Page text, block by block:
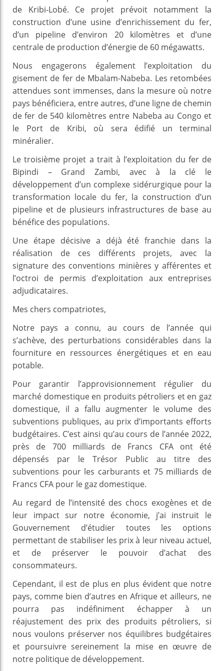
de Kribi-Lobé. Ce projet prévoit notamment la
construction d’une usine d’enrichissement du fer,
d’un pipeline d’environ 20 kilomètres et d’une
centrale de production d’énergie de 60 mégawatts.
Nous engagerons également l’exploitation du
gisement de fer de Mbalam-Nabeba. Les retombées
attendues sont immenses, dans la mesure où notre
pays bénéficiera, entre autres, d’une ligne de chemin
de fer de 540 kilomètres entre Nabeba au Congo et
le Port de Kribi, où sera édifié un terminal
minéralier.
Le troisième projet a trait à l’exploitation du fer de
Bipindi – Grand Zambi, avec à la clé le
développement d’un complexe sidérurgique pour la
transformation locale du fer, la construction d’un
pipeline et de plusieurs infrastructures de base au
bénéfice des populations.
Une étape décisive a déjà été franchie dans la
réalisation de ces différents projets, avec la
signature des conventions minières y afférentes et
l’octroi de permis d’exploitation aux entreprises
adjudicataires.
Mes chers compatriotes,
Notre pays a connu, au cours de l’année qui
s’achève, des perturbations considérables dans la
fourniture en ressources énergétiques et en eau
potable.
Pour garantir l’approvisionnement régulier du
marché domestique en produits pétroliers et en gaz
domestique, il a fallu augmenter le volume des
subventions publiques, au prix d’importants efforts
budgétaires. C’est ainsi qu’au cours de l’année 2022,
près de 700 milliards de Francs CFA ont été
dépensés par le Trésor Public au titre des
subventions pour les carburants et 75 milliards de
Francs CFA pour le gaz domestique.
Au regard de l’intensité des chocs exogènes et de
leur impact sur notre économie, j’ai instruit le
Gouvernement d’étudier toutes les options
permettant de stabiliser les prix à leur niveau actuel,
et de préserver le pouvoir d’achat des
consommateurs.
Cependant, il est de plus en plus évident que notre
pays, comme bien d’autres en Afrique et ailleurs, ne
pourra pas indéfiniment échapper à un
réajustement des prix des produits pétroliers, si
nous voulons préserver nos équilibres budgétaires
et poursuivre sereinement la mise en œuvre de
notre politique de développement.